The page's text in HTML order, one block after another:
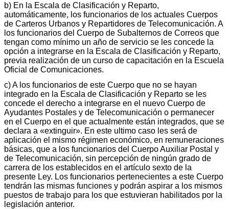
b) En la Escala de Clasificación y Reparto,
automáticamente, los funcionarios de los actuales Cuerpos
de Carteros Urbanos y Repartidores de Telecomunicación. A
los funcionarios del Cuerpo de Subalternos de Correos que
tengan como mínimo un año de servicio se les concede la
opción a integrarse en la Escala de Clasificación y Reparto,
previa realización de un curso de capacitación en la Escuela
Oficial de Comunicaciones.
c) A los funcionarios de este Cuerpo que no se hayan
integrado en la Escala de Clasificación y Reparto se les
concede el derecho a integrarse en el nuevo Cuerpo de
Ayudantes Postales y de Telecomunicación o permanecer
en el Cuerpo en el que actualmente están integrados, que se
declara a «extinguir». En este ultimo caso les será de
aplicación el mismo régimen económico, en remuneraciones
básicas, que a los funcionarios del Cuerpo Auxiliar Postal y
de Telecomunicación, sin percepción de ningún grado de
carrera de los establecidos en el artículo sexto de la
presente Ley. Los funcionarios pertenecientes a este Cuerpo
tendrán las mismas funciones y podrán aspirar a los mismos
puestos de trabajo para los que estuvieran habilitados por la
legislación anterior.